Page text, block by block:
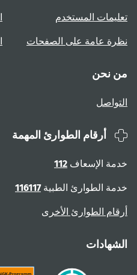
تعليمات المستخدم
نظرة عامة على الصفحات
من نحن
التواصل
أرقام الطوارئ المهمة
خدمة الإسعاف 112
خدمة الطوارئ الطبية116117
أرقام الطوارئ الأخرى
الشهادات